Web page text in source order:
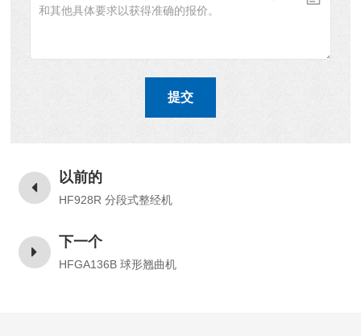
提交
以前的
HF928R 分段式整经机
下一个
HFGA136B 球形翘曲机